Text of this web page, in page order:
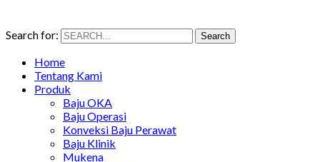
Search for: Search
Home
Tentang Kami
Produk
Baju OKA
Baju Operasi
Konveksi Baju Perawat
Baju Klinik
Mukena